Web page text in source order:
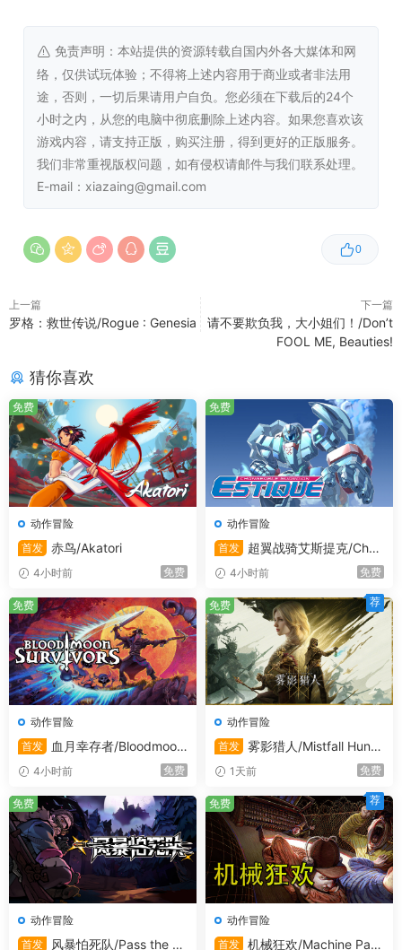
处理器:Intel Core i3 or equivalent
8 GB RAM
NVIDIA GeForce GTX 760 or AMD Radeon R7
360
DirectX 版本:
Windows系统推荐配置
处理器:Intel i5 Skylake or AMD Ryzen 3
DirectX 版本: 11
免责声明：本站提供的资源转载自国内外各大媒体和网
络，仅供试玩体验；不得将上述内容用于商业或者非法用
途，否则，一切后果请用户自负。您必须在下载后的24个
小时之内，从您的电脑中彻底删除上述内容。如果您喜欢该
游戏内容，请支持正版，购买注册，得到更好的正版服务。
我们非常重视版权问题，如有侵权请邮件与我们联系处理。
E-mail：xiazaing@gmail.com
0
上一篇
罗格：救世传说/Rogue : Genesia
下一篇
请不要欺负我，大小姐们！/Don’t
FOOL ME, Beauties!
猜你喜欢
动作冒险
首发 赤鸟/Akatori
4小时前 免费
免费
动作冒险
首发
超翼战骑艾斯提克/Chan
geable Guardian ESTIQUE
4小时前 免费
免费
动作冒险
首发
血月幸存者/Bloodmoon
Survivors
4小时前 免费
免费
动作冒险
首发 雾影猎人/Mistfall Hunte
r/支持在线联机
1天前 免费
免费 荐
动作冒险
首发
风暴怕死队/Pass the Fe
免费
动作冒险
首发 机械狂欢/Machine Part
免费 荐